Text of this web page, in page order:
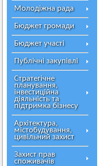
Молодіжна рада
Бюджет громади
Бюджет участі
Публічні закупівлі
Стратегічне
планування,
інвестиційна
діяльність та
підтримка бізнесу
Архітектура,
містобудування,
цивільний захист
Захист прав
споживачів